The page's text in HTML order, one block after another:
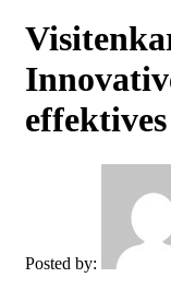
Posted by: